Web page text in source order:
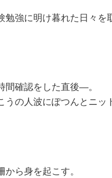
勉強に明け暮れた日々を
間確認をした直後―。
うの人波にぽつんとニッ
ら身を起こす。